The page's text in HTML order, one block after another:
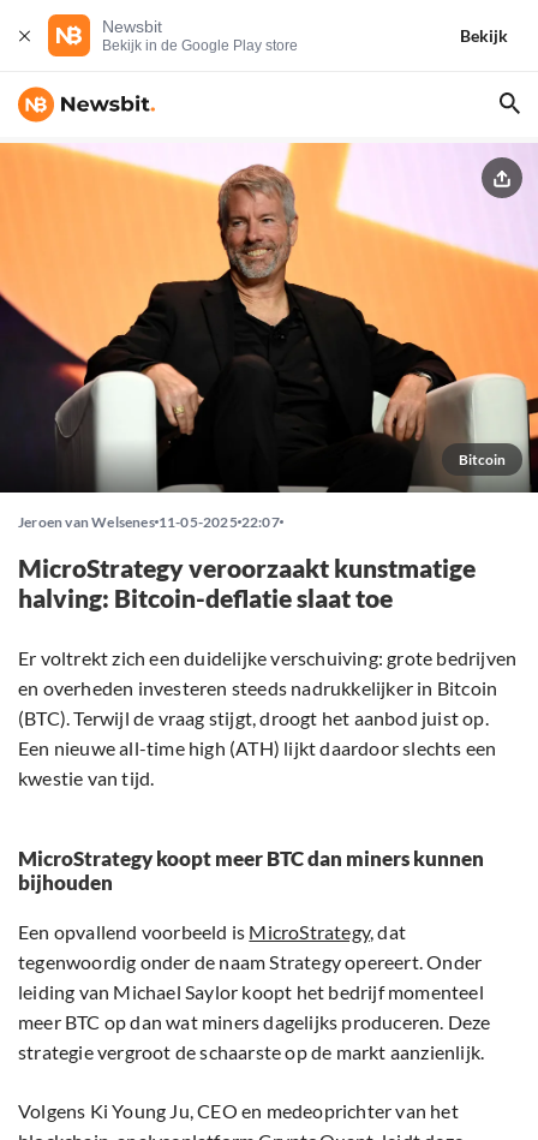
Newsbit
Bekijk in de Google Play store
Bekijk
Bitcoin
Jeroen van Welsenes 11-05-2025 22:07
MicroStrategy veroorzaakt kunstmatige
halving: Bitcoin-deflatie slaat toe
Er voltrekt zich een duidelijke verschuiving: grote bedrijven
en overheden investeren steeds nadrukkelijker in Bitcoin
(BTC). Terwijl de vraag stijgt, droogt het aanbod juist op.
Een nieuwe all-time high (ATH) lijkt daardoor slechts een
kwestie van tijd.
MicroStrategy koopt meer BTC dan miners kunnen
bijhouden
Een opvallend voorbeeld is MicroStrategy, dat
tegenwoordig onder de naam Strategy opereert. Onder
leiding van Michael Saylor koopt het bedrijf momenteel
meer BTC op dan wat miners dagelijks produceren. Deze
strategie vergroot de schaarste op de markt aanzienlijk.
Volgens Ki Young Ju, CEO en medeoprichter van het